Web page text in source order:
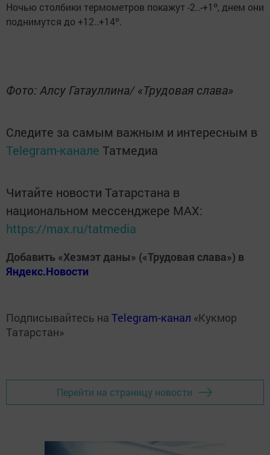
Ночью столбики термометров покажут -2..-+1º, днем они
поднимутся до +12..+14º.
Фото: Алсу Гатауллина/ «Трудовая слава»
Следите за самым важным и интересным в
Telegram-канале Татмедиа
Читайте новости Татарстана в
национальном мессенджере MАХ:
https://max.ru/tatmedia
Добавить «Хезмэт даны» («Трудовая слава») в
Яндекс.Новости
Подписывайтесь на Telegram-канал «Кукмор
Татарстан»
Перейти на страницу новости